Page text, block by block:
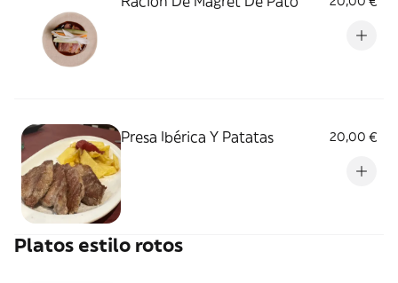
Presa Ibérica Y Patatas 20,00 €
Platos estilo rotos